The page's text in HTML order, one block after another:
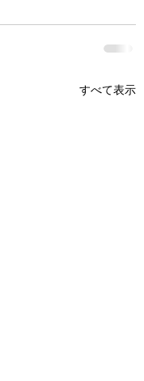
すべて表示